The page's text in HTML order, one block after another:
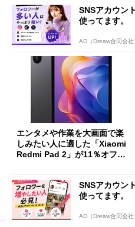
SNSアカウン
使ってます。
AD（Dreaw合同会社
エンタメや作業を大画面で楽
しみたい人に適した「Xiaomi
Redmi Pad 2」が11％オフの
SNSアカウン
使ってます。
AD（Dreaw合同会社